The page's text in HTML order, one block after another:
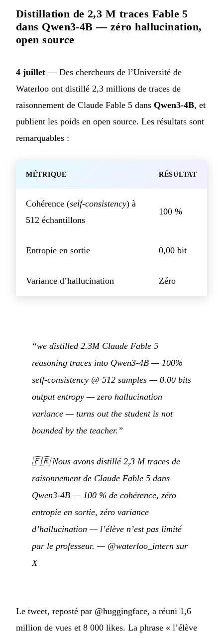
Distillation de 2,3 M traces Fable 5
dans Qwen3-4B — zéro hallucination,
open source
4 juillet — Des chercheurs de l’Université de
Waterloo ont distillé 2,3 millions de traces de
raisonnement de Claude Fable 5 dans Qwen3-4B, et
publient les poids en open source. Les résultats sont
remarquables :
MÉTRIQUE RÉSULTAT
Cohérence (self-consistency) à
512 échantillons
100 %
Entropie en sortie 0,00 bit
Variance d’hallucination Zéro
“we distilled 2.3M Claude Fable 5
reasoning traces into Qwen3-4B — 100%
self-consistency @ 512 samples — 0.00 bits
output entropy — zero hallucination
variance — turns out the student is not
bounded by the teacher.”
🇫🇷Nous avons distillé 2,3 M traces de
raisonnement de Claude Fable 5 dans
Qwen3-4B — 100 % de cohérence, zéro
entropie en sortie, zéro variance
d’hallucination — l’élève n’est pas limité
par le professeur. — @waterloo_intern sur
X
Le tweet, reposté par @huggingface, a réuni 1,6
million de vues et 8 000 likes. La phrase « l’élève